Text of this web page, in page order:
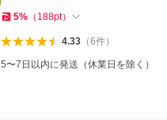
5% （ 188pt）
4.33（6件）
5〜7日以内に発送（休業日を除く）